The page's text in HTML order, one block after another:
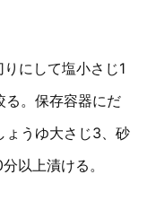
にして塩小さじ1
る。保存容器にだ
ょうゆ大さじ3、砂
以上漬ける。